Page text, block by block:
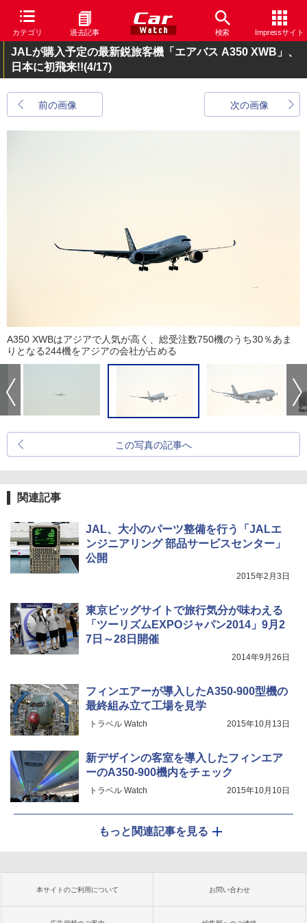
カテゴリ 過去記事 検索 Impressサイト
JALが購入予定の最新鋭旅客機「エアバス A350 XWB」、
日本に初飛来!!(4/17)
前の画像 次の画像
A350 XWBはアジアで人気が高く、総受注数750機のうち30％あま
りとなる244機をアジアの会社が占める
この写真の記事へ
関連記事
JAL、大小のパーツ整備を行う「JALエ
ンジニアリング 部品サービスセンター」
公開
2015年2月3日
東京ビッグサイトで旅行気分が味わえる
「ツーリズムEXPOジャパン2014」9月2
7日～28日開催
2014年9月26日
フィンエアーが導入したA350-900型機の
最終組み立て工場を見学
トラベル Watch 2015年10月13日
新デザインの客室を導入したフィンエア
ーのA350-900機内をチェック
トラベル Watch 2015年10月10日
もっと関連記事を見る
本サイトのご利用について お問い合わせ